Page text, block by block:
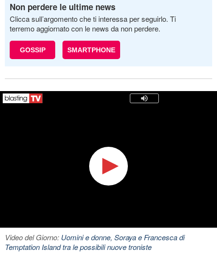
Non perdere le ultime news
Clicca sull’argomento che ti interessa per seguirlo. Ti
terremo aggiornato con le news da non perdere.
GOSSIP SMARTPHONE
Video del Giorno: Uomini e donne, Soraya e Francesca di
Temptation Island tra le possibili nuove troniste